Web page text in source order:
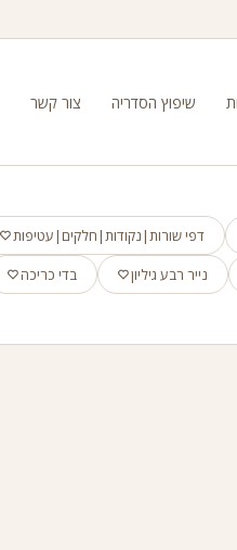
שיפוץ הסדריה צור קשר
דפי שורות|נקודות|חלקים|עטיפות
נייר רבע גיליון בדי כריכה